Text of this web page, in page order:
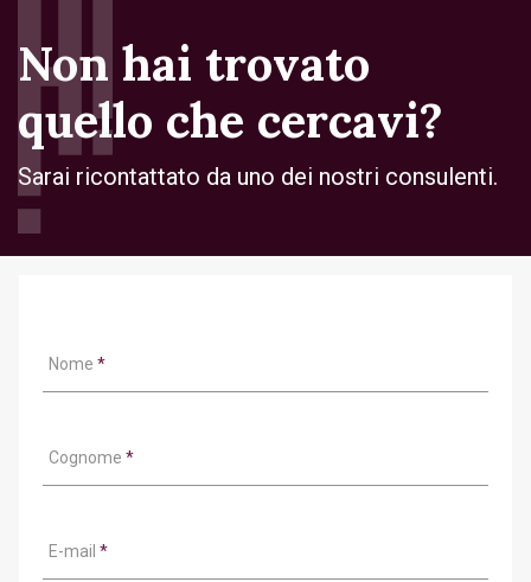
Non hai trovato
quello che cercavi?
Sarai ricontattato da uno dei nostri consulenti.
Nome *
Cognome *
E-mail *